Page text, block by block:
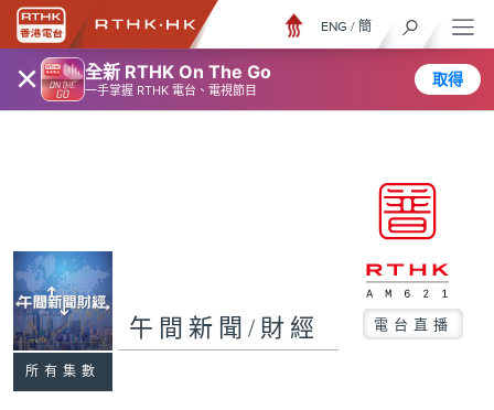
× 全新 RTHK On The Go
一手掌握 RTHK 電台、電視節目
取得
ENG / 簡
所有集數
午間新聞/財經 電台直播